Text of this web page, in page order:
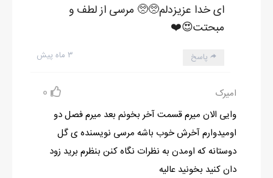
ای خدا عزیزدلم🥺🥺 مرسی از لطف و
مبحتت😍❤️
۳ ماه پیش پاسخ
امیرک 0
وایی الان میرم قسمت آخر بخونم بعد میرم فصل دو
اومیدوارم آخرش خوب باشه مرسی نویسنده ی گل
دوستانه که اومدن به نظرات نگاه کنن بنظرم برید زود
دان کنید بخونید عالیه